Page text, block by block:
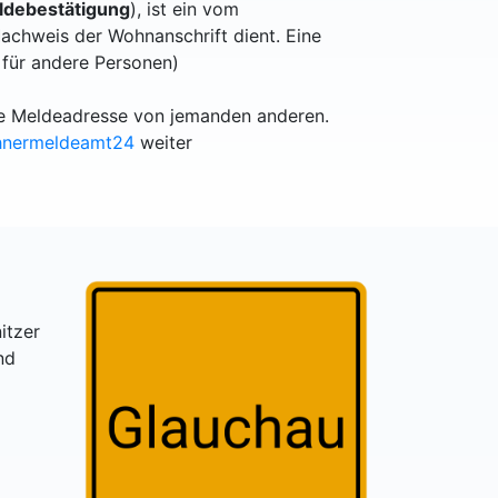
), ist ein vom
der Wohnanschrift dient. Eine
andere Personen)
Meldeadresse von jemanden anderen.
weiter